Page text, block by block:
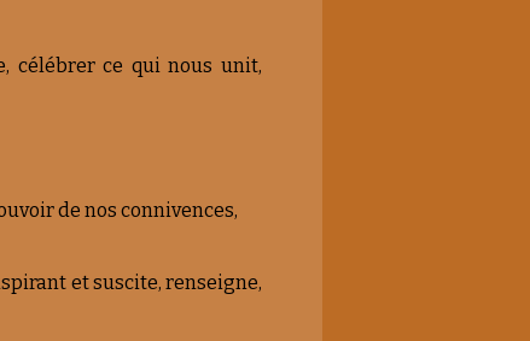
célébrer ce qui nous unit,
de nos connivences,
et suscite, renseigne,